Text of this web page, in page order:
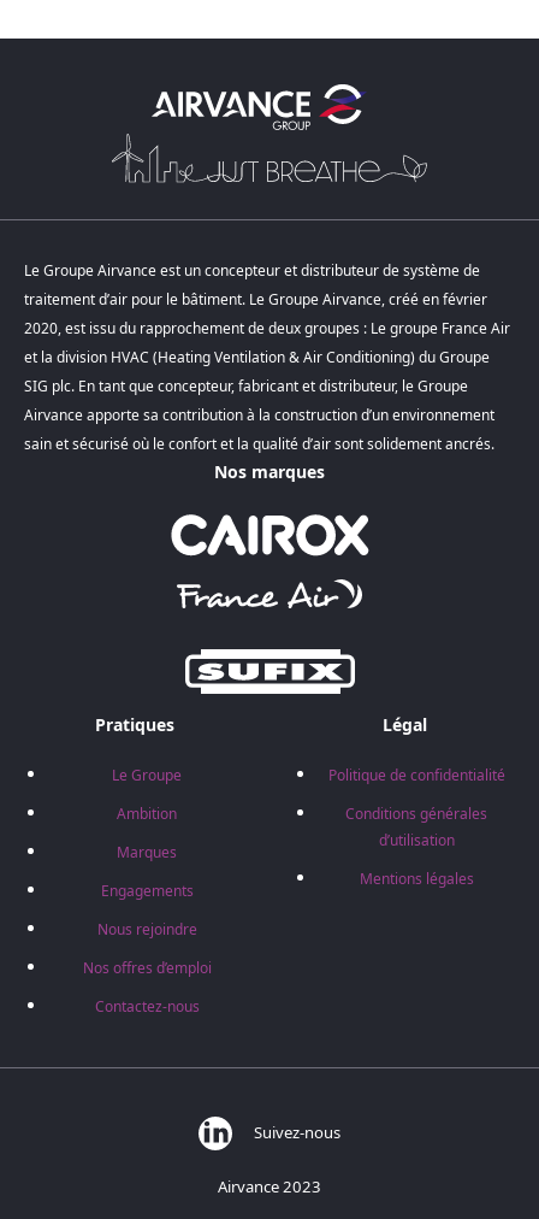
Le Groupe Airvance est un concepteur et distributeur de système de
traitement d’air pour le bâtiment. Le Groupe Airvance, créé en février
2020, est issu du rapprochement de deux groupes : Le groupe France Air
et la division HVAC (Heating Ventilation & Air Conditioning) du Groupe
SIG plc. En tant que concepteur, fabricant et distributeur, le Groupe
Airvance apporte sa contribution à la construction d’un environnement
sain et sécurisé où le confort et la qualité d’air sont solidement ancrés.
Nos marques
Pratiques
Le Groupe
Ambition
Marques
Engagements
Nous rejoindre
Nos offres d’emploi
Contactez-nous
Légal
Politique de confidentialité
Conditions générales
d’utilisation
Mentions légales
Suivez-nous
Airvance 2023